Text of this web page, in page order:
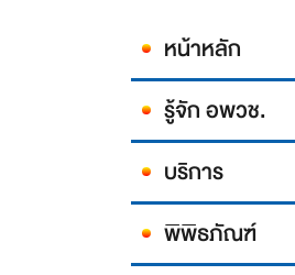
หน้าหลัก
รู้จัก อพวช.
บริการ
พิพิธภัณฑ์